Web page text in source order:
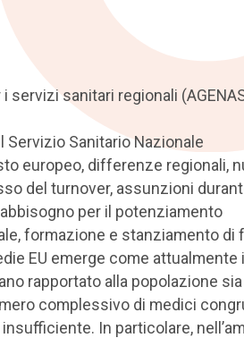
i servizi sanitari regionali
Servizio Sanitario Nazionale
europeo, differenze regionali,
del turnover, assunzioni
per il potenziamento
formazione e stanziamento di
EU emerge come attualmente il
rapportato alla popolazione sia
complessivo di medici
In particolare,